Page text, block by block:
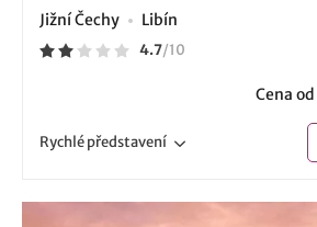
Jižní Čechy Libín
4.7/10
Cena od
Rychlépředstavení